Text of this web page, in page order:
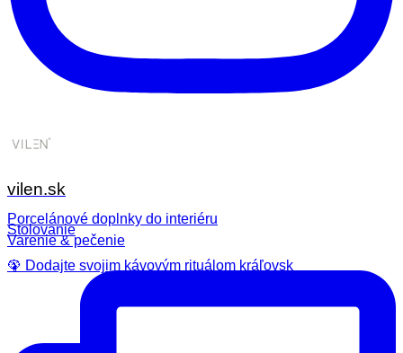
vilen.sk
Porcelánové doplnky do interiéru
Stolovanie
Varenie & pečenie
🦚 Dodajte svojim kávovým rituálom kráľovsk